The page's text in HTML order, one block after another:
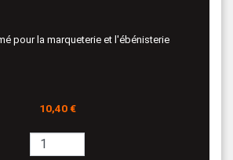
pour la marqueterie et l'ébénisterie
Prix
10,40 €